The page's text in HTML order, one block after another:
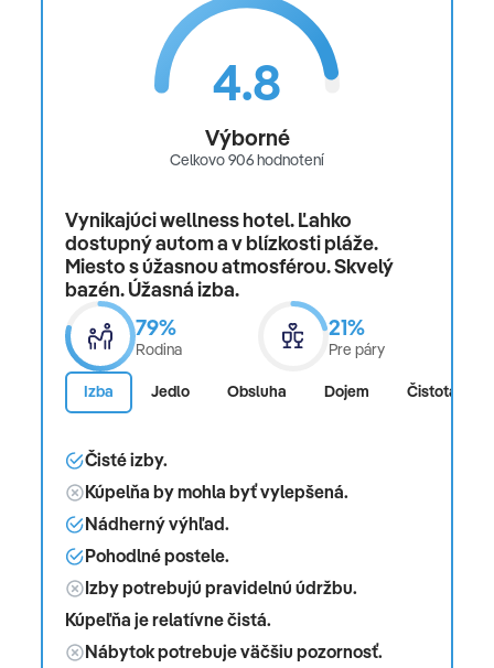
4.8
Výborné
Celkovo 906 hodnotení
Vynikajúci wellness hotel. Ľahko
dostupný autom a v blízkosti pláže.
Miesto s úžasnou atmosférou. Skvelý
bazén. Úžasná izba.
79%
Rodina
21%
Pre páry
Izba Jedlo Obsluha Dojem Čistota
Čisté izby.
Kúpelňa by mohla byť vylepšená.
Nádherný výhľad.
Pohodlné postele.
Izby potrebujú pravidelnú údržbu.
Kúpeľňa je relatívne čistá.
Nábytok potrebuje väčšiu pozornosť.